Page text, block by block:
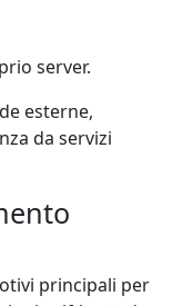
server.
esterne,
da servizi
principali per